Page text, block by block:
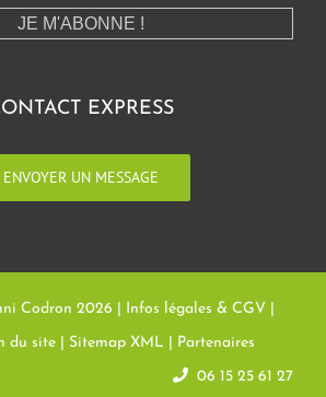
EXPRESS
ENVOYER UN MESSAGE
Codron 2026 | Infos légales & CGV
du site Sitemap XML Partenaires
06 15 25 61 27